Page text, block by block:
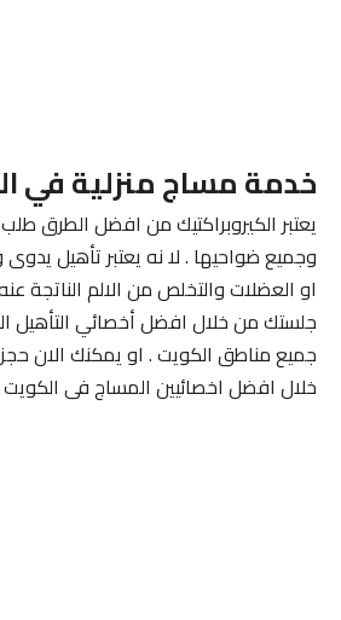
خدمة مساج منزلية في
يعتبر الكيروبراكتيك من افضل الطرق
وجميع ضواحيها . لا نه يعتبر تأهيل
او العضلات والتخلص من الالم الناتجة
جلستك من خلال افضل أخصائي التأهيل
جميع مناطق الكويت . او يمكنك الان
خلال افضل اخصائيين المساج فى الكويت